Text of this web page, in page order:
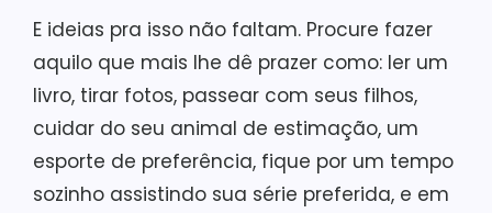
E ideias pra isso não faltam. Procure fazer
aquilo que mais lhe dê prazer como: ler um
livro, tirar fotos, passear com seus filhos,
cuidar do seu animal de estimação, um
esporte de preferência, fique por um tempo
sozinho assistindo sua série preferida, e em